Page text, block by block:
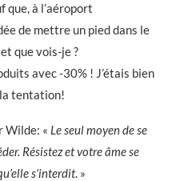
que, à l’aéroport
de mettre un pied dans le
que vois-je ?
avec -30% ! J’étais bien
tentation!
Wilde: « Le seul moyen de se
Résistez et votre âme se
s’interdit. »